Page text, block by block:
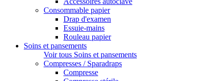
Consommable papier
Drap d'examen
Essuie-mains
Rouleau papier
Soins et pansements
Voir tous Soins et pansements
Compresses / Sparadraps
Compresse